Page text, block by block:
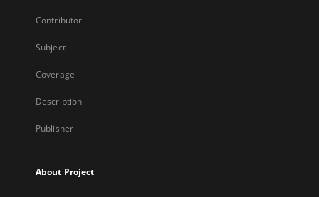
Contributor
Subject
Coverage
Description
Publisher
About Project